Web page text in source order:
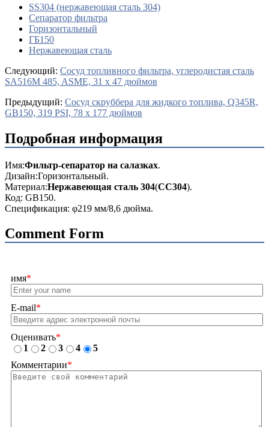
SS304 (нержавеющая сталь 304)
Сепаратор фильтра
Горизонтальный
ГБ150
Нержавеющая сталь
Cледующий: Сосуд топливного фильтра, углеродистая сталь
SA516M 485, ASME, 31 x 47 дюймов
Предыдущий: Сосуд скруббера для жидкого топлива, Q345R,
GB150, 319 PSI, 78 x 177 дюймов
Подробная информация
Имя:Фильтр-сепаратор на салазках.
Дизайн:Горизонтальный.
Материал:Нержавеющая сталь 304(СС304).
Код: GB150.
Спецификация: φ219 мм/8,6 дюйма.
Comment Form
имя*
E-mail*
Оценивать*
1
2 3 4
5
Комментарии*